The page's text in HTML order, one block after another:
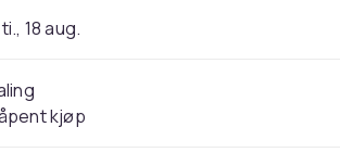
18 aug.
kjøp